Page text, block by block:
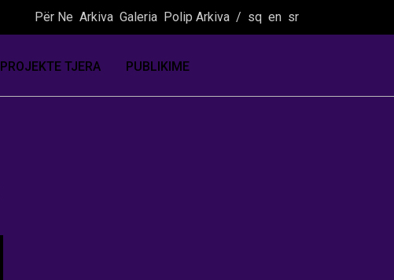
Për Ne Arkiva Galeria Polip Arkiva / sq en sr
PROJEKTE TJERA PUBLIKIME